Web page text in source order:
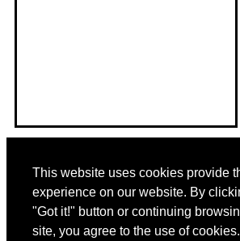
This website uses cookies provide
experience on our website. By
"Got it!" button or continuing
site, you agree to the use of cookies.
Отказ от ответственности: Информация,